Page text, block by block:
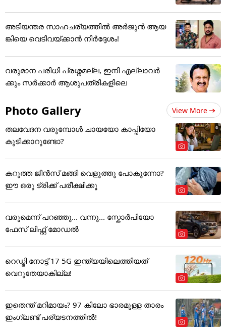
അടിയന്തര സാഹചര്യത്തിൽ അർജുൻ ആയ
ങ്കിയെ വെടിവയ്ക്കാൻ നിർദ്ദേശം!
വരുമാന പരിധി പ്രശ്നമല്ല, ഇനി എല്ലാവർ
ക്കും സർക്കാർ ആശുപത്രികളിലെ
Photo Gallery View More
തലവേദന വരുമ്പോൾ ചായയോ കാപ്പിയോ
കുടിക്കാറുണ്ടോ?
കറുത്ത ജീൻസ് മങ്ങി വെളുത്തു പോകുന്നോ?
ഈ ഒരു ട്രിക്ക് പരീക്ഷിക്കൂ
വരുമെന്ന് പറഞ്ഞു... വന്നു... സ്കോർപിയോ
ഫേസ് ലിഫ്റ്റ് മോഡൽ
റെഡ്മി നോട്ട് 17 5G ഇന്ത്യയിലെത്തിയത്
വെറുതേയാകില്ല!
ഇതെന്ത് മറിമായം? 97 കിലോ ഭാരമുള്ള താരം
ഇംഗ്ലണ്ട് പര്യടനത്തില്‍!